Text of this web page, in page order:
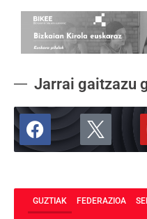
Jarrai gaitzazu
GUZTIAK FEDERAZIOA